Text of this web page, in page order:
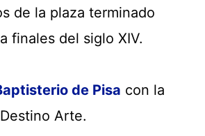
de la plaza terminado
finales del siglo XIV.
de Pisa con la
Arte.